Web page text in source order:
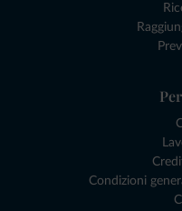
Condizioni